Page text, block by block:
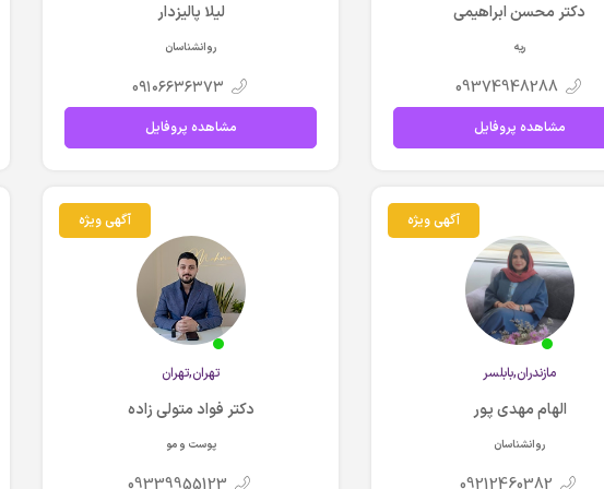
دکتر محسن ابراهیمی
ریه
09374948288
مشاهده پروفایل
لیلا پالیزدار
روانشناسان
0۹۱۰۶۶۳۶۳۷۳
مشاهده پروفایل
آگهی ویژه
مازندران,بابلسر
الهام مهدی پور
روانشناسان
آگهی ویژه
تهران,تهران
دکتر فواد متولی زاده
پوست و مو